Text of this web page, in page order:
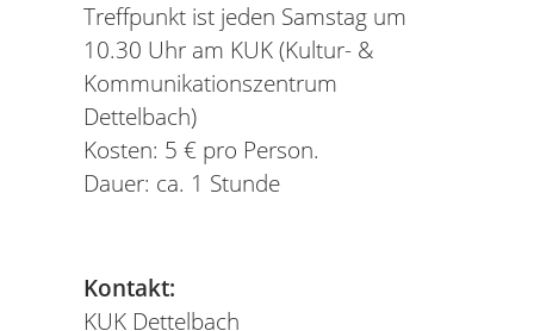
Treffpunkt ist jeden Samstag um
10.30 Uhr am KUK (Kultur- &
Kommunikationszentrum
Dettelbach)
Kosten: 5 € pro Person.
Dauer: ca. 1 Stunde
Kontakt:
KUK Dettelbach